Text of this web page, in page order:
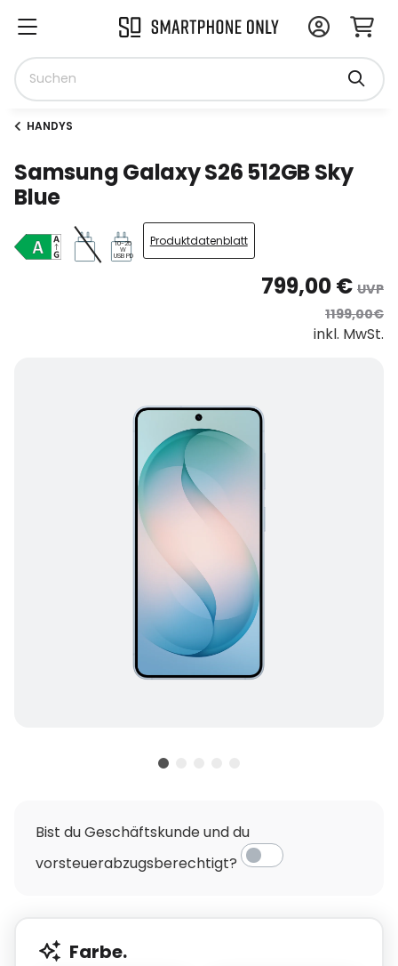
HANDYS
Samsung Galaxy S26 512GB Sky
Blue
10-25
W
USB PD
Produktdatenblatt
799,00 € UVP
1199,00€
inkl. MwSt.
Bist du Geschäftskunde und du
vorsteuerabzugsberechtigt?
Farbe.